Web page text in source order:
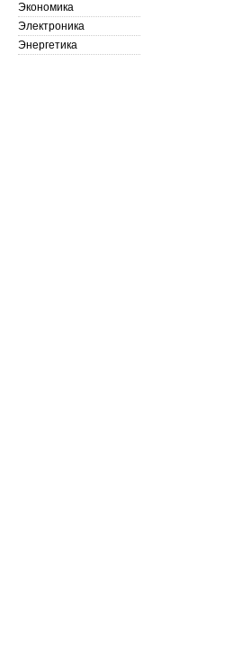
Экономика
Электроника
Энергетика